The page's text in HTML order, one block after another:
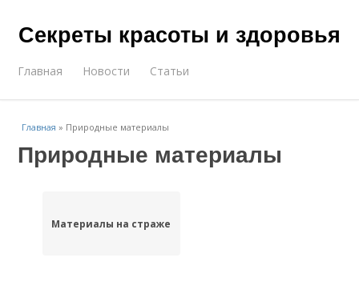
Секреты красоты и здоровья
Главная Новости Статьи
Главная » Природные материалы
Природные материалы
Материалы на страже